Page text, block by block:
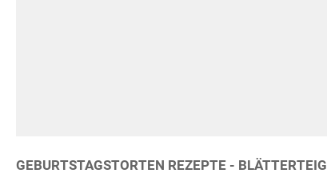
GEBURTSTAGSTORTEN REZEPTE - BLÄTTERTEIG